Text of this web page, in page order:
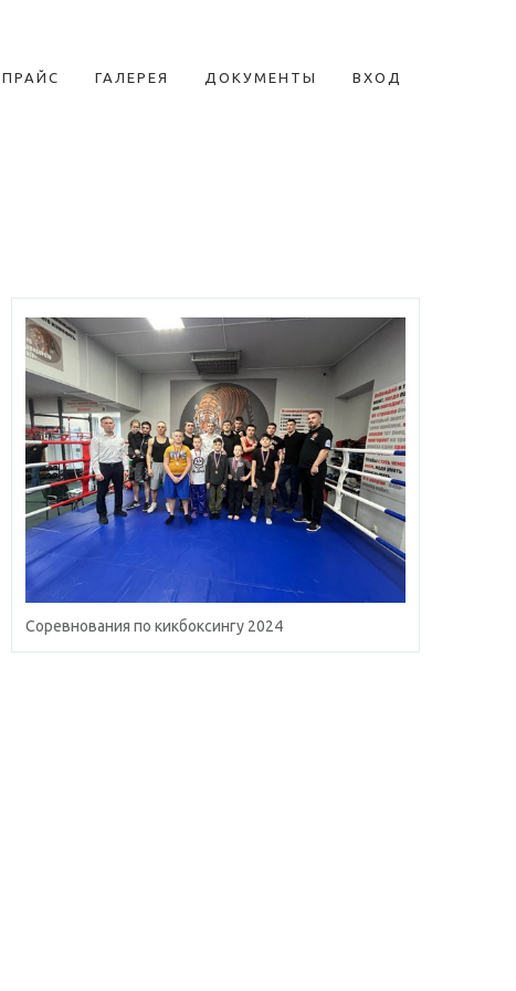
ПРАЙС ГАЛЕРЕЯ ДОКУМЕНТЫ ВХОД
Соревнования по кикбоксингу 2024